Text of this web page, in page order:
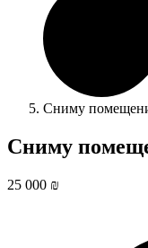
Сниму
Сниму
25 000 ₪